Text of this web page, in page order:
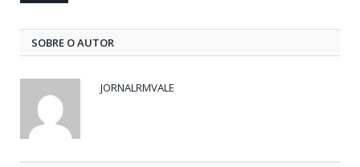
SOBRE O AUTOR
JORNALRMVALE